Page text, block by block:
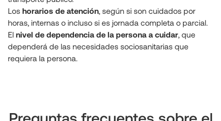
Los horarios de atención, según si son cuidados por
horas, internas o incluso si es jornada completa o parcial.
El nivel de dependencia de la persona a cuidar, que
dependerá de las necesidades sociosanitarias que
requiera la persona.